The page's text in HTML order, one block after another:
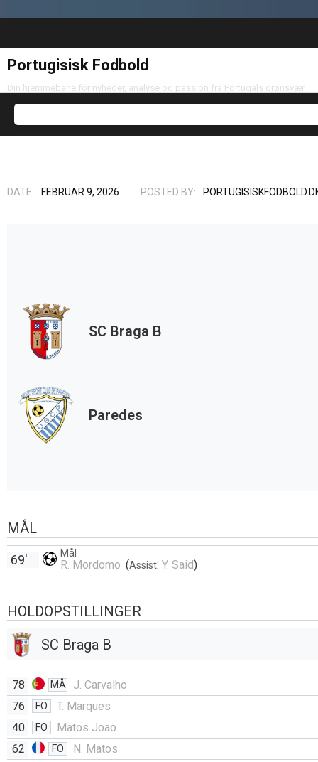
Portugisisk Fodbold
Din hjemmebane for nyheder, analyse og passion fra Portugals grønsvær
DATE: FEBRUAR 9, 2026 POSTED BY:
SC Braga B
Paredes
MÅL
Mål
R. Mordomo (Assist: Y. Said)
69'
HOLDOPSTILLINGER
SC Braga B
78 MÅ
J. Carvalho
76
FO
T. Marques
40
FO
Matos Joao
62
FO
N. Matos